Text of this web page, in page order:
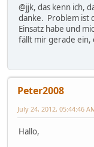
@jjk, das kenn ich,
danke. Problem ist
Einsatz habe und
fällt mir gerade ein,
Peter2008
July 24, 2012, 05:44:46
Hallo,